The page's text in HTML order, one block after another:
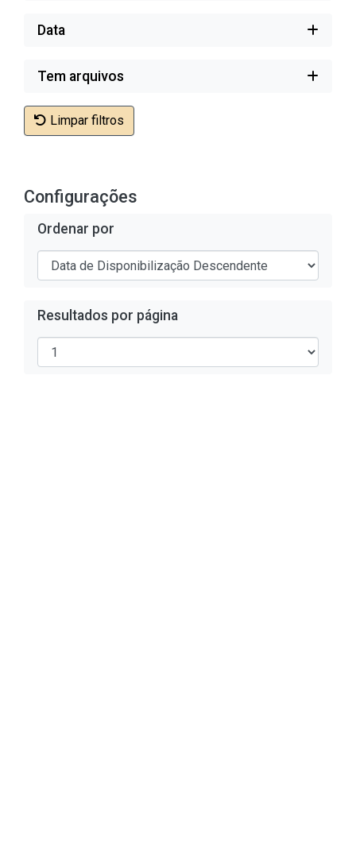
Data
Tem arquivos
Limpar filtros
Configurações
Ordenar por
Resultados por página